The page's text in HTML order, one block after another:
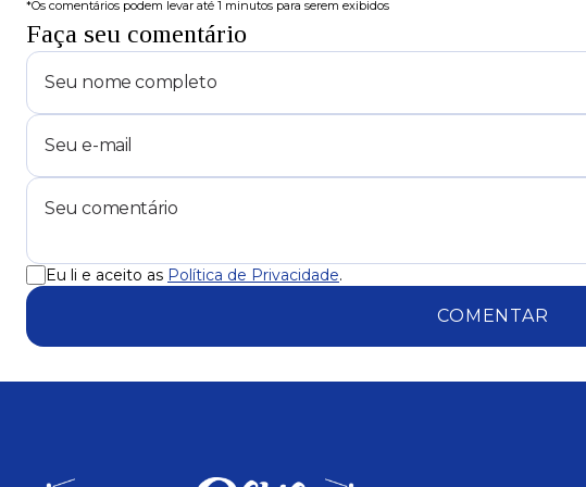
*Os comentários podem levar até 1 minutos para serem exibidos
Faça seu comentário
Eu li e aceito as Política de Privacidade.
COMENTAR